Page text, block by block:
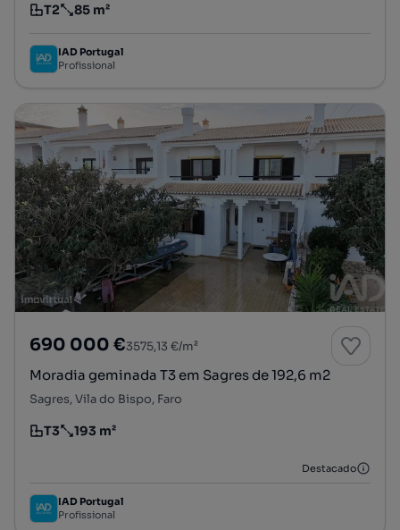
Tipologia
T2
Preço por metro quadrado
85 m²
IAD Portugal
Profissional
690 000 €3575,13 €/m²
Moradia geminada T3 em Sagres de 192,6 m2
Sagres, Vila do Bispo, Faro
Tipologia
T3
Preço por metro quadrado
193 m²
Destacado
IAD Portugal
Profissional